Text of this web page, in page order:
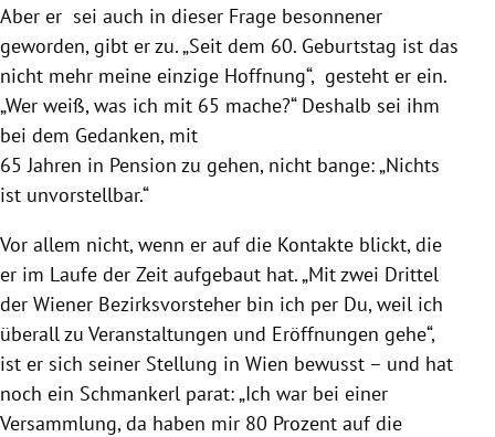
Aber er sei auch in dieser Frage besonnener
geworden, gibt er zu. „Seit dem 60. Geburtstag ist das
nicht mehr meine einzige Hoffnung“, gesteht er ein.
„Wer weiß, was ich mit 65 mache?“ Deshalb sei ihm
bei dem Gedanken, mit
65 Jahren in Pension zu gehen, nicht bange: „Nichts
ist unvorstellbar.“
Vor allem nicht, wenn er auf die Kontakte blickt, die
er im Laufe der Zeit aufgebaut hat. „Mit zwei Drittel
der Wiener Bezirksvorsteher bin ich per Du, weil ich
überall zu Veranstaltungen und Eröffnungen gehe“,
ist er sich seiner Stellung in Wien bewusst – und hat
noch ein Schmankerl parat: „Ich war bei einer
Versammlung, da haben mir 80 Prozent auf die